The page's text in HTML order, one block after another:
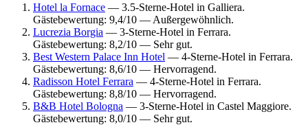
Hotel la Fornace — 3.5-Sterne-Hotel in Galliera.
Gästebewertung: 9,4/10 — Außergewöhnlich.
Lucrezia Borgia — 3-Sterne-Hotel in Ferrara.
Gästebewertung: 8,2/10 — Sehr gut.
Best Western Palace Inn Hotel — 4-Sterne-Hotel in Ferrara.
Gästebewertung: 8,6/10 — Hervorragend.
Radisson Hotel Ferrara — 4-Sterne-Hotel in Ferrara.
Gästebewertung: 8,8/10 — Hervorragend.
B&B Hotel Bologna — 3-Sterne-Hotel in Castel Maggiore.
Gästebewertung: 8,0/10 — Sehr gut.